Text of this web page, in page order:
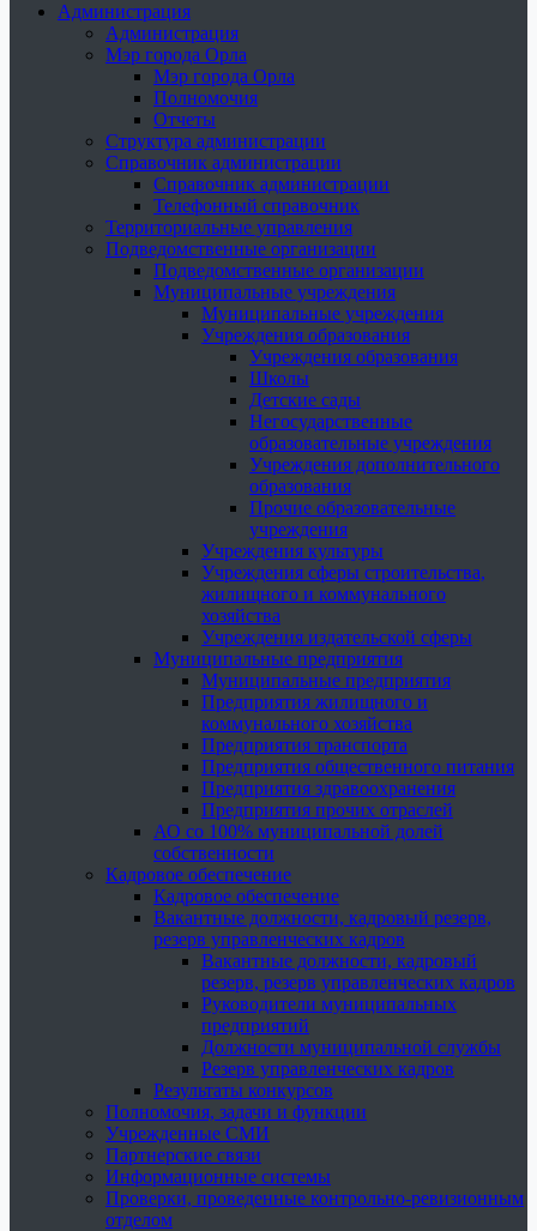
Администрация
Администрация
Мэр города Орла
Мэр города Орла
Полномочия
Отчеты
Структура администрации
Справочник администрации
Справочник администрации
Телефонный справочник
Территориальные управления
Подведомственные организации
Подведомственные организации
Муниципальные учреждения
Муниципальные учреждения
Учреждения образования
Учреждения образования
Школы
Детские сады
Негосударственные
образовательные учреждения
Учреждения дополнительного
образования
Прочие образовательные
учреждения
Учреждения культуры
Учреждения сферы строительства,
жилищного и коммунального
хозяйства
Учреждения издательской сферы
Муниципальные предприятия
Муниципальные предприятия
Предприятия жилищного и
коммунального хозяйства
Предприятия транспорта
Предприятия общественного питания
Предприятия здравоохранения
Предприятия прочих отраслей
АО со 100% муниципальной долей
собственности
Кадровое обеспечение
Кадровое обеспечение
Вакантные должности, кадровый резерв,
резерв управленческих кадров
Вакантные должности, кадровый
резерв, резерв управленческих кадров
Руководители муниципальных
предприятий
Должности муниципальной службы
Резерв управленческих кадров
Результаты конкурсов
Полномочия, задачи и функции
Учрежденные СМИ
Партнерские связи
Информационные системы
Проверки, проведенные контрольно-ревизионным
отделом